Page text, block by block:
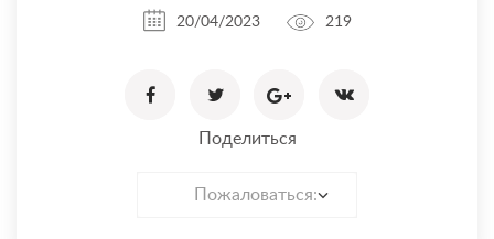
20/04/2023 219
Поделиться
Пожаловаться: